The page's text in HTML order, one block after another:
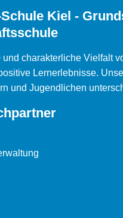
Kiel -
charakterliche Vielfalt
Lernerlebnisse.
und Jugendlichen